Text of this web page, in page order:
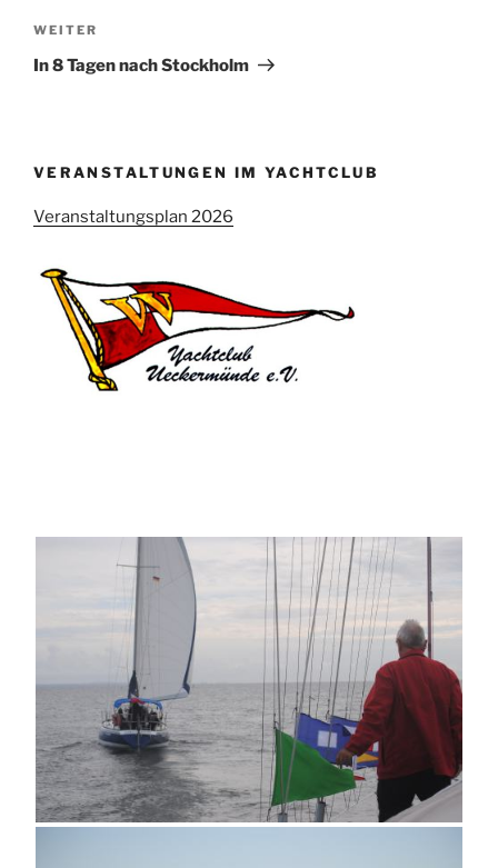
Nächster
Beitrag
WEITER
In 8 Tagen nach Stockholm
VERANSTALTUNGEN IM YACHTCLUB
Veranstaltungsplan 2026